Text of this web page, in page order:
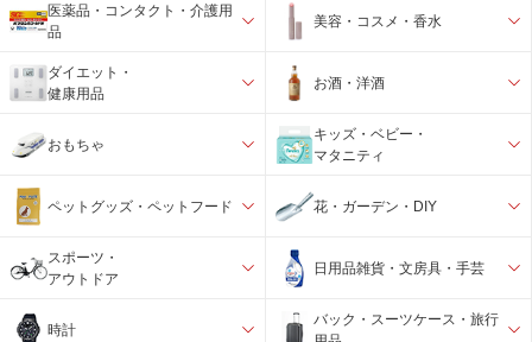
医薬品・コンタクト・介護用
品
美容・コスメ・香水
ダイエット・
健康用品
お酒・洋酒
おもちゃ
キッズ・ベビー・
マタニティ
ペットグッズ・ペットフード 花・ガーデン・DIY
スポーツ・
アウトドア
日用品雑貨・文房具・手芸
時計
バック・スーツケース・旅行